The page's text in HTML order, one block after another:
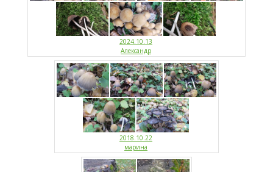
2024.10.13
Александр
2018.10.22
марина